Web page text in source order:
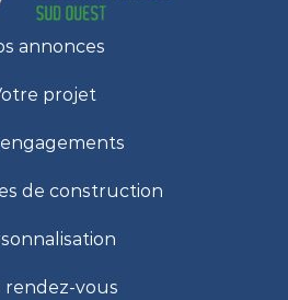
annonces
projet
de construction
rendez-vous